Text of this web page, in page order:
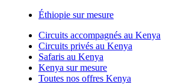
Éthiopie sur mesure
Circuits accompagnés au Kenya
Circuits privés au Kenya
Safaris au Kenya
Kenya sur mesure
Toutes nos offres Kenya